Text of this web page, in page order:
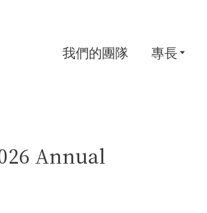
我們的團隊 專長
Annual